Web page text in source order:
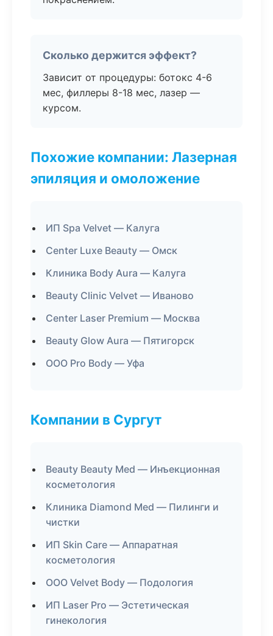
Сколько держится эффект?
Зависит от процедуры: ботокс 4-6
мес, филлеры 8-18 мес, лазер —
курсом.
Похожие компании: Лазерная
эпиляция и омоложение
ИП Spa Velvet — Калуга
Center Luxe Beauty — Омск
Клиника Body Aura — Калуга
Beauty Clinic Velvet — Иваново
Center Laser Premium — Москва
Beauty Glow Aura — Пятигорск
ООО Pro Body — Уфа
Компании в Сургут
Beauty Beauty Med — Инъекционная
косметология
Клиника Diamond Med — Пилинги и
чистки
ИП Skin Care — Аппаратная
косметология
ООО Velvet Body — Подология
ИП Laser Pro — Эстетическая
гинекология